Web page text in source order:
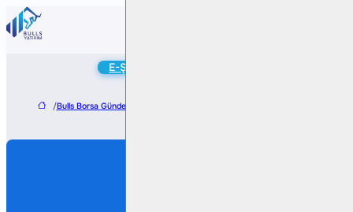
E-Şube
/Bulls Borsa Gündem